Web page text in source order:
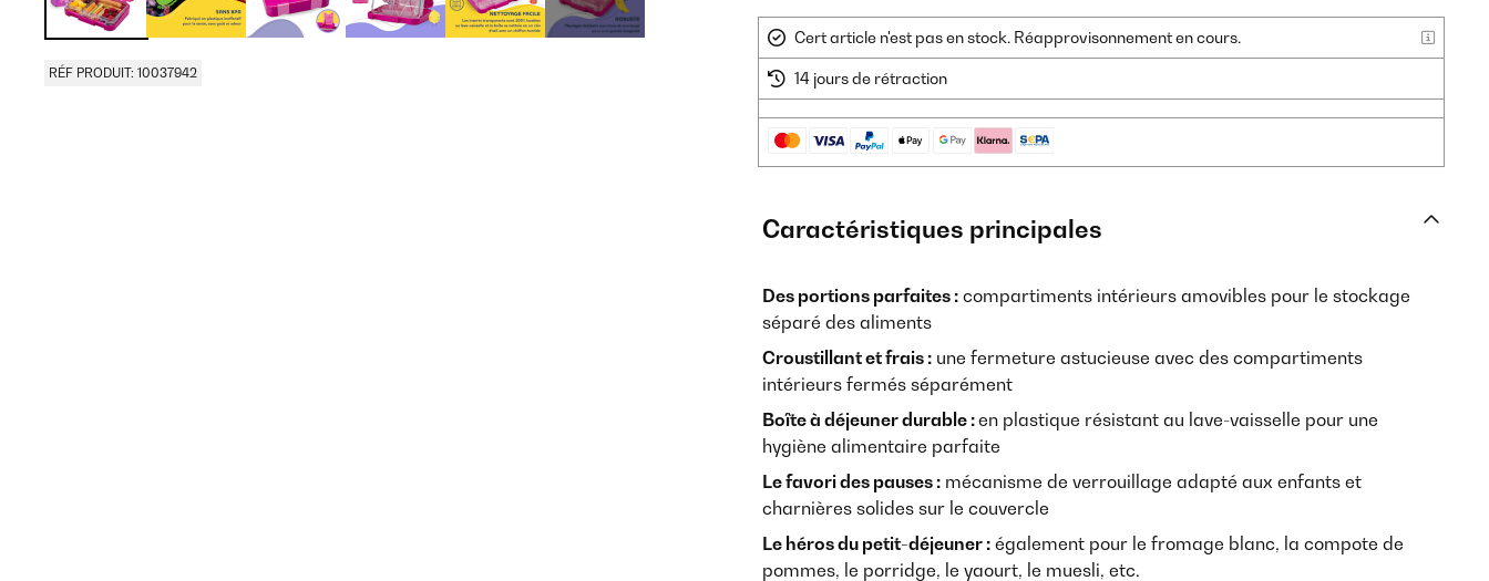
RÉF PRODUIT: 10037942
Cert article n'est pas en stock. Réapprovisonnement en cours.
14 jours de rétraction
Caractéristiques principales
Des portions parfaites : compartiments intérieurs amovibles pour le stockage
séparé des aliments
Croustillant et frais : une fermeture astucieuse avec des compartiments
intérieurs fermés séparément
Boîte à déjeuner durable :en plastique résistant au lave-vaisselle pour une
hygiène alimentaire parfaite
Le favori des pauses : mécanisme de verrouillage adapté aux enfants et
charnières solides sur le couvercle
Le héros du petit-déjeuner : également pour le fromage blanc, la compote de
pommes, le porridge, le yaourt, le muesli, etc.